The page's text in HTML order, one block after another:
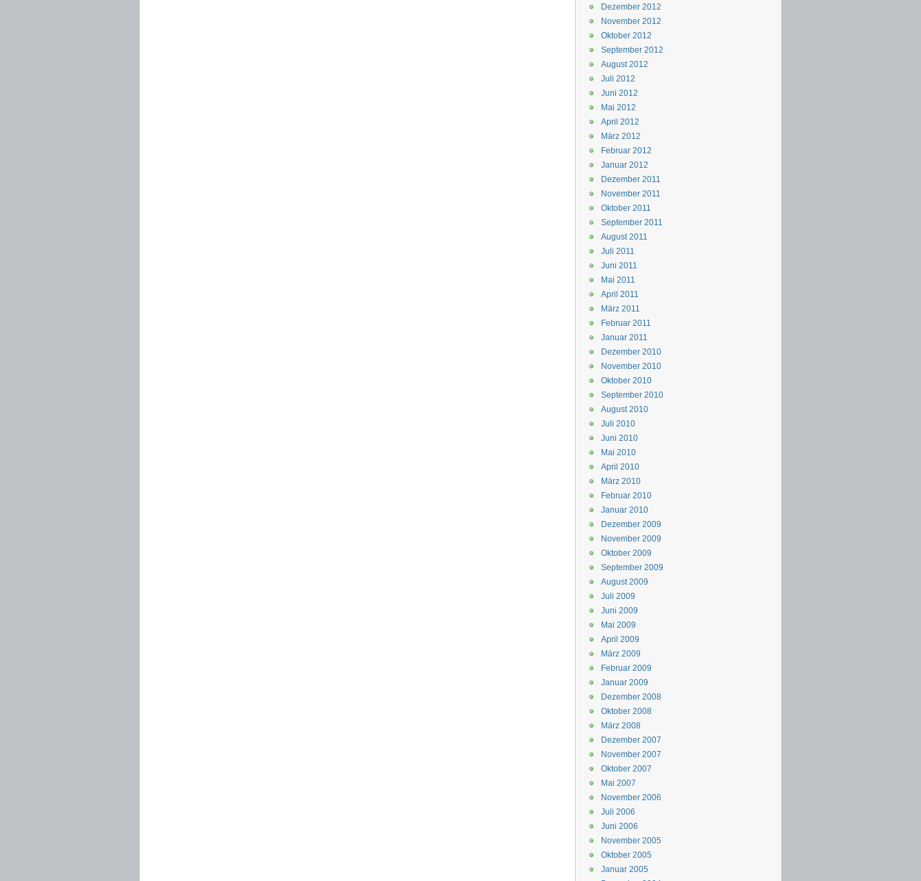
Dezember 2012
November 2012
Oktober 2012
September 2012
August 2012
Juli 2012
Juni 2012
Mai 2012
April 2012
März 2012
Februar 2012
Januar 2012
Dezember 2011
November 2011
Oktober 2011
September 2011
August 2011
Juli 2011
Juni 2011
Mai 2011
April 2011
März 2011
Februar 2011
Januar 2011
Dezember 2010
November 2010
Oktober 2010
September 2010
August 2010
Juli 2010
Juni 2010
Mai 2010
April 2010
März 2010
Februar 2010
Januar 2010
Dezember 2009
November 2009
Oktober 2009
September 2009
August 2009
Juli 2009
Juni 2009
Mai 2009
April 2009
März 2009
Februar 2009
Januar 2009
Dezember 2008
Oktober 2008
März 2008
Dezember 2007
November 2007
Oktober 2007
Mai 2007
November 2006
Juli 2006
Juni 2006
November 2005
Oktober 2005
Januar 2005